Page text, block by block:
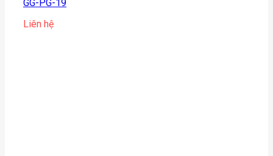
GG-PG-19
Liên hệ